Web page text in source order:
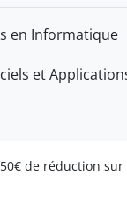
en Informatique
et
de réduction sur